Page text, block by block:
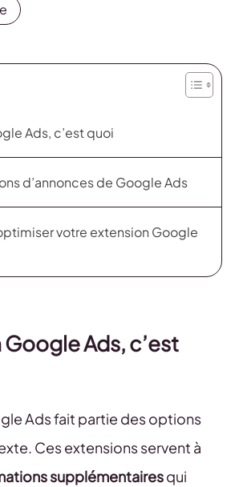
Ads, c’est quoi
d’annonces de Google Ads
votre extension Google
Google Ads, c’est
Ads fait partie des options
Ces extensions servent à
supplémentairesqui